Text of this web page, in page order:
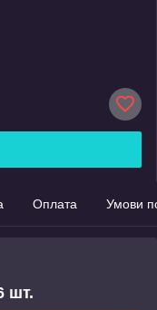
Оплата Умови
шт.